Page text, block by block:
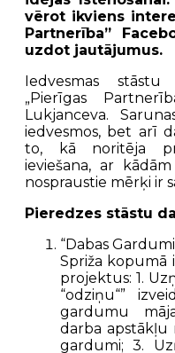
vērot ikviens
Partnerība”
uzdot jautājumus.
Iedvesmas
„Pierīgas
Lukjanceva.
iedvesmos, bet arī
to, kā noritēja
ieviešana, ar
nospraustie mērķi ir
Pieredzes stāstu
“Dabas
Spriža kopumā
projektus: 1.
“odziņu“”
gardumu
darba apstākļu
gardumi; 3.